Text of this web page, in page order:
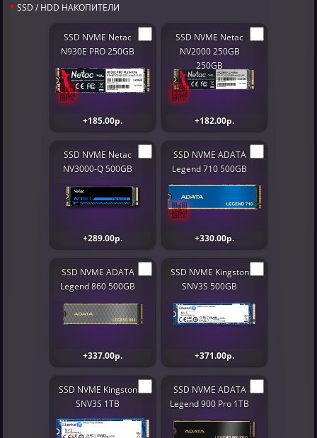
SSD / HDD НАКОПИТЕЛИ
SSD NVME Netac
N930E PRO 250GB
+185.00р.
SSD NVME Netac
NV2000 250GB
250GB
+182.00р.
SSD NVME Netac
NV3000-Q 500GB
+289.00р.
SSD NVME ADATA
Legend 710 500GB
+330.00р.
SSD NVME ADATA
Legend 860 500GB
+337.00р.
SSD NVME Kingston
SNV3S 500GB
+371.00р.
SSD NVME Kingston
SNV3S 1TB
SSD NVME ADATA
Legend 900 Pro 1TB